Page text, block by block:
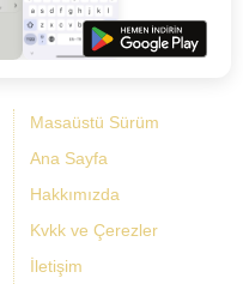
Masaüstü Sürüm
Ana Sayfa
Hakkımızda
Kvkk ve Çerezler
İletişim